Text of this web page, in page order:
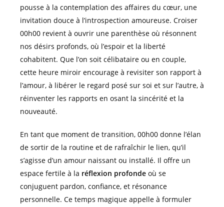
pousse à la contemplation des affaires du cœur, une
invitation douce à l’introspection amoureuse. Croiser
00h00 revient à ouvrir une parenthèse où résonnent
nos désirs profonds, où l’espoir et la liberté
cohabitent. Que l’on soit célibataire ou en couple,
cette heure miroir encourage à revisiter son rapport à
l’amour, à libérer le regard posé sur soi et sur l’autre, à
réinventer les rapports en osant la sincérité et la
nouveauté.
En tant que moment de transition, 00h00 donne l’élan
de sortir de la routine et de rafraîchir le lien, qu’il
s’agisse d’un amour naissant ou installé. Il offre un
espace fertile à la réflexion profonde où se
conjuguent pardon, confiance, et résonance
personnelle. Ce temps magique appelle à formuler